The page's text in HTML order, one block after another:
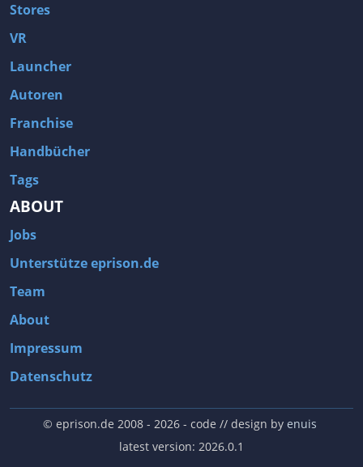
Stores
VR
Launcher
Autoren
Franchise
Handbücher
Tags
ABOUT
Jobs
Unterstütze eprison.de
Team
About
Impressum
Datenschutz
© eprison.de 2008 - 2026- code // design by enuis
latest version: 2026.0.1